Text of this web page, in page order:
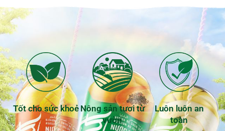
Tốt cho sức khoẻ Nông sản tươi từ
vườn
Luôn luôn an
toàn